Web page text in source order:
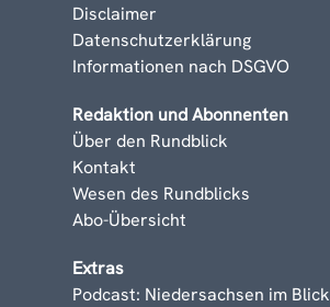
Disclaimer
Datenschutzerklärung
Informationen nach DSGVO
Redaktion und Abonnenten
Über den Rundblick
Kontakt
Wesen des Rundblicks
Abo-Übersicht
Extras
Podcast: Niedersachsen im Blick